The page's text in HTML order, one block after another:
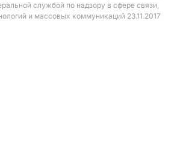
службой по надзору в сфере связи,
и массовых коммуникаций 23.11.2017